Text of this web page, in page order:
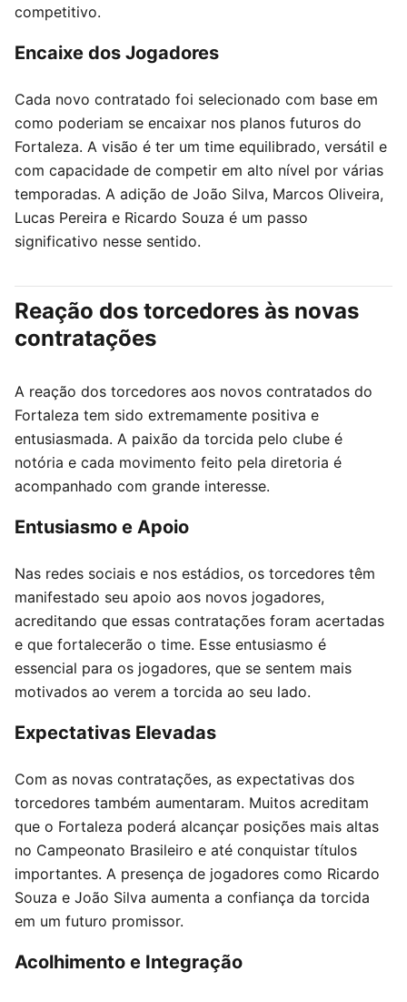
competitivo.
Encaixe dos Jogadores
Cada novo contratado foi selecionado com base em
como poderiam se encaixar nos planos futuros do
Fortaleza. A visão é ter um time equilibrado, versátil e
com capacidade de competir em alto nível por várias
temporadas. A adição de João Silva, Marcos Oliveira,
Lucas Pereira e Ricardo Souza é um passo
significativo nesse sentido.
Reação dos torcedores às novas
contratações
A reação dos torcedores aos novos contratados do
Fortaleza tem sido extremamente positiva e
entusiasmada. A paixão da torcida pelo clube é
notória e cada movimento feito pela diretoria é
acompanhado com grande interesse.
Entusiasmo e Apoio
Nas redes sociais e nos estádios, os torcedores têm
manifestado seu apoio aos novos jogadores,
acreditando que essas contratações foram acertadas
e que fortalecerão o time. Esse entusiasmo é
essencial para os jogadores, que se sentem mais
motivados ao verem a torcida ao seu lado.
Expectativas Elevadas
Com as novas contratações, as expectativas dos
torcedores também aumentaram. Muitos acreditam
que o Fortaleza poderá alcançar posições mais altas
no Campeonato Brasileiro e até conquistar títulos
importantes. A presença de jogadores como Ricardo
Souza e João Silva aumenta a confiança da torcida
em um futuro promissor.
Acolhimento e Integração